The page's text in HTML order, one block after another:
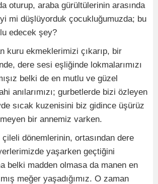
oturup, araba gürültülerinin arasında
mi düşlüyorduk çocukluğumuzda; bu
edecek şey?
kuru ekmeklerimizi çıkarıp, bir
dere sesi eşliğinde lokmalarımızı
belki de en mutlu ve güzel
anılarımızı; gurbetlerde bizi özleyen
sıcak kuzenisini biz gidince üşürüz
bir annemiz varken.
çileli dönemlerinin, ortasından dere
yaşarken geçtiğini
belki madden olmasa da manen en
meğer yaşadığımız. O zaman